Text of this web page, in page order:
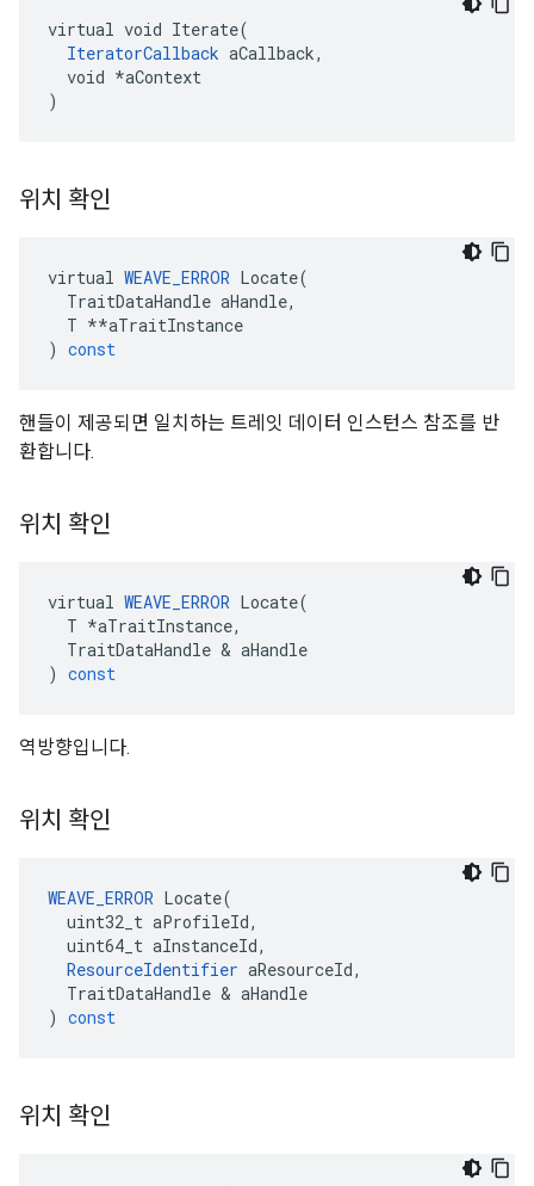
virtual void Iterate(
IteratorCallback aCallback,
  void *aContext
)
위치 확인
virtual WEAVE_ERROR Locate(
TraitDataHandle aHandle,
T **aTraitInstance
) const
핸들이 제공되면 일치하는 트레잇 데이터 인스턴스 참조를 반
환합니다.
위치 확인
virtual WEAVE_ERROR Locate(
T *aTraitInstance,
TraitDataHandle & aHandle
) const
역방향입니다.
위치 확인
WEAVE_ERROR Locate(
uint32_t aProfileId,
uint64_t aInstanceId,
ResourceIdentifier aResourceId,
TraitDataHandle & aHandle
) const
위치 확인